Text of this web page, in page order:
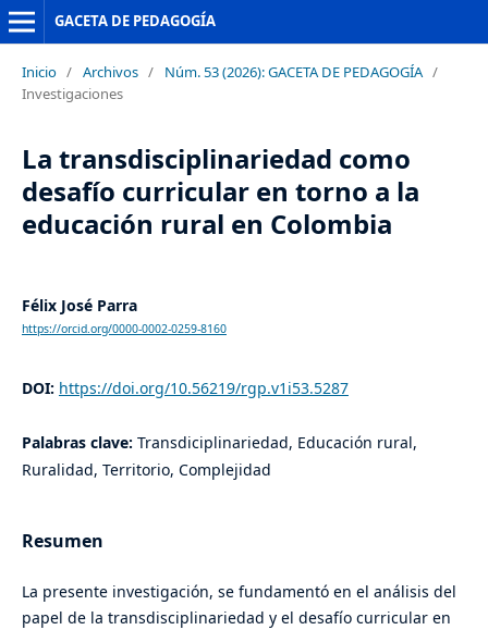
GACETA DE PEDAGOGÍA
Inicio / Archivos / Núm. 53 (2026): GACETA DE PEDAGOGÍA /
Investigaciones
La transdisciplinariedad como
desafío curricular en torno a la
educación rural en Colombia
Félix José Parra
https://orcid.org/0000-0002-0259-8160
DOI: https://doi.org/10.56219/rgp.v1i53.5287
Palabras clave: Transdiciplinariedad, Educación rural,
Ruralidad, Territorio, Complejidad
Resumen
La presente investigación, se fundamentó en el análisis del
papel de la transdisciplinariedad y el desafío curricular en